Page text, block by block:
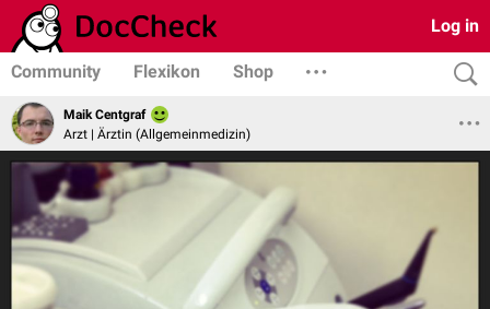
Log in
Community Flexikon Shop
Maik Centgraf
Arzt | Ärztin (Allgemeinmedizin)